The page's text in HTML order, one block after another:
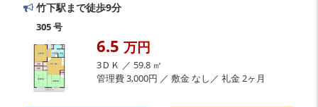
竹下駅まで徒歩9分
305 号
6.5 万円
3ＤＫ ／ 59.8 ㎡
管理費 3,000円 ／ 敷金 なし／ 礼金 2ヶ月